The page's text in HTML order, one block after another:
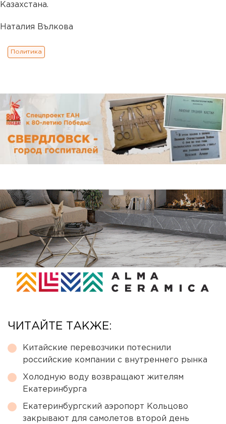
Казахстана.
Наталия Вълкова
Политика
ЧИТАЙТЕ ТАКЖЕ:
Китайские перевозчики потеснили
российские компании с внутреннего рынка
Холодную воду возвращают жителям
Екатеринбурга
Екатеринбургский аэропорт Кольцово
закрывают для самолетов второй день